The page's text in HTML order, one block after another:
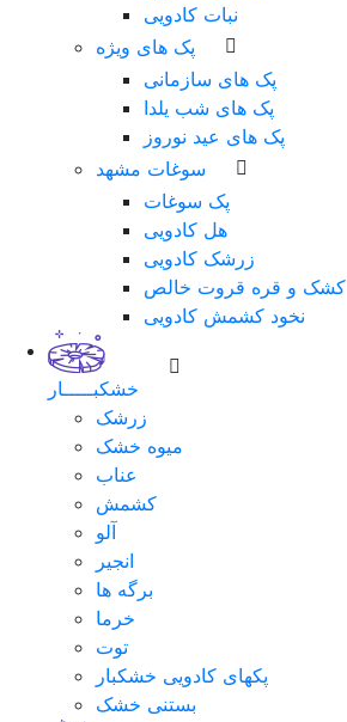
نبات کادویی
پک های ویژه
پک های سازمانی
پک های شب یلدا
پک های عید نوروز
سوغات مشهد
پک سوغات
هل کادویی
زرشک کادویی
کشک و قره قروت خالص
نخود کشمش کادویی
خشکبـــــار
زرشک
میوه خشک
عناب
کشمش
آلو
انجیر
برگه ها
خرما
توت
پکهای کادویی خشکبار
بستنی خشک